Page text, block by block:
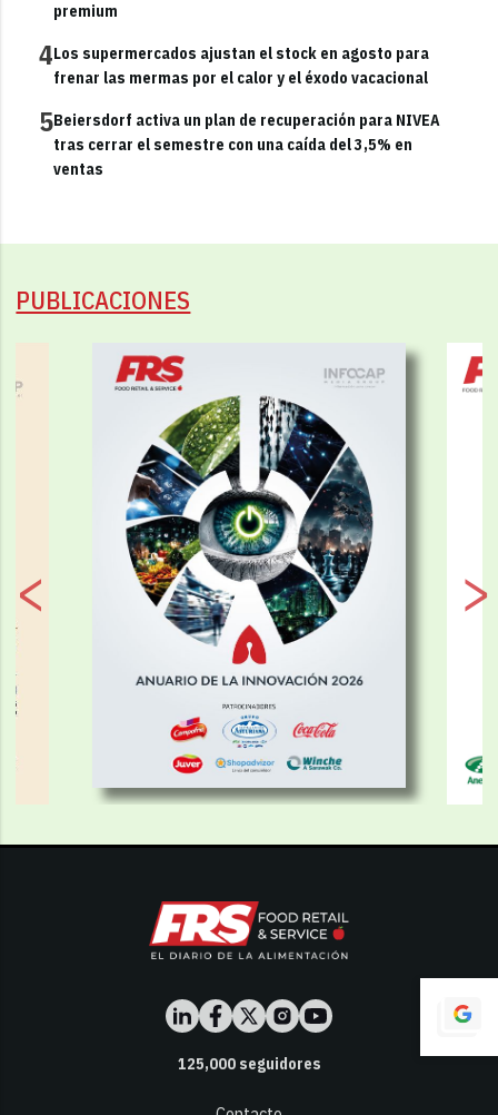
premium
4Los supermercados ajustan el stock en agosto para
frenar las mermas por el calor y el éxodo vacacional
5Beiersdorf activa un plan de recuperación para NIVEA
tras cerrar el semestre con una caída del 3,5% en
ventas
PUBLICACIONES
125,000seguidores